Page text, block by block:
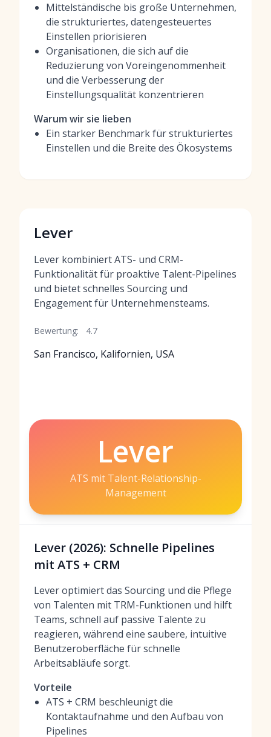
Mittelständische bis große Unternehmen,
die strukturiertes, datengesteuertes
Einstellen priorisieren
Organisationen, die sich auf die
Reduzierung von Voreingenommenheit
und die Verbesserung der
Einstellungsqualität konzentrieren
Warum wir sie lieben
Ein starker Benchmark für strukturiertes
Einstellen und die Breite des Ökosystems
Lever
Lever kombiniert ATS- und CRM-
Funktionalität für proaktive Talent-Pipelines
und bietet schnelles Sourcing und
Engagement für Unternehmensteams.
Bewertung: 4.7
San Francisco, Kalifornien, USA
Lever
ATS mit Talent-Relationship-
Management
Lever (2026): Schnelle Pipelines
mit ATS + CRM
Lever optimiert das Sourcing und die Pflege
von Talenten mit TRM-Funktionen und hilft
Teams, schnell auf passive Talente zu
reagieren, während eine saubere, intuitive
Benutzeroberfläche für schnelle
Arbeitsabläufe sorgt.
Vorteile
ATS + CRM beschleunigt die
Kontaktaufnahme und den Aufbau von
Pipelines